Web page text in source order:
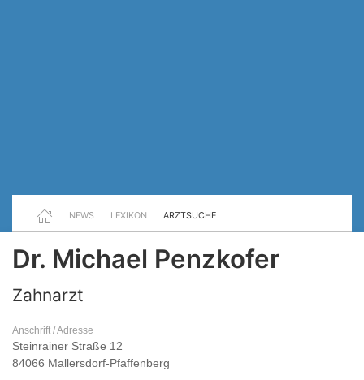
NEWS LEXIKON ARZTSUCHE
Dr. Michael Penzkofer
Zahnarzt
Anschrift / Adresse
Steinrainer Straße 12
84066 Mallersdorf-Pfaffenberg